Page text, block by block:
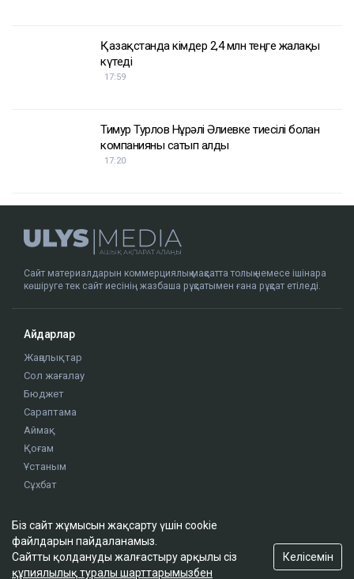
Қазақстанда кімдер 2,4 млн теңге жалақы
күтеді
17:59
Тимур Турлов Нұрәлі Әлиевке тиесілі болған
компанияны сатып алды
17:20
Сайт материалдарын коммерциялық мақсатта толық немесе ішінара
көшіруге тек сайт иесінің жазбаша рұқсатымен ғана рұқсат етіледі.
Айдарлар
Жаңалықтар
Сол жағалау
Бюджет
Сараптама
Аймақ
Қоғам
Ұстаным
Сұхбат
Редакция
Жоба туралы
Сайт ережелері
Біз сайт жұмысын жақсарту үшін cookie
файлдарын пайдаланамыз.
Сайтты қолдануды жалғастыру арқылы сіз
құпиялылық туралы шарттарымызбен
Келісемін